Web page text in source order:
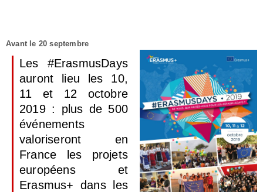
Avant le 20 septembre
Les #ErasmusDays
auront lieu les 10,
11 et 12 octobre
2019 : plus de 500
événements
valoriseront en
France les projets
européens et
Erasmus+ dans les